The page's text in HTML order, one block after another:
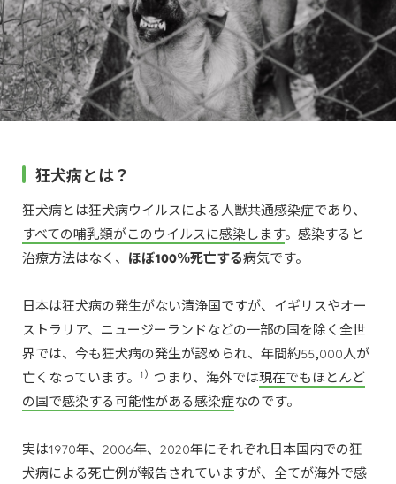
狂犬病とは？
狂犬病とは狂犬病ウイルスによる人獣共通感染症であり、
すべての哺乳類がこのウイルスに感染します。感染すると
治療方法はなく、 ほぼ100％死亡する病気です。
日本は狂犬病の発生がない清浄国ですが、イギリスやオー
ストラリア、ニュージーランドなどの一部の国を除く全世
界では、今も狂犬病の発生が認められ、年間約55,000人が
亡くなっています。 1） つまり、海外では現在でもほとんど
の国で感染する可能性がある感染症なのです。
実は1970年、2006年、2020年にそれぞれ日本国内での狂
犬病による死亡例が報告されていますが、全てが海外で感